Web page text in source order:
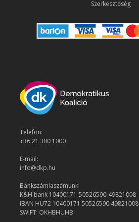
Szerkesztőség
Telefon:
+36 21 300 1000
E-mail:
info@dkp.hu
Bankszámlaszámunk:
K&H bank 10400171-50526590-49821008
IBAN HU72 10400171 50526590 49821008
SWIFT: OKHBHUHB